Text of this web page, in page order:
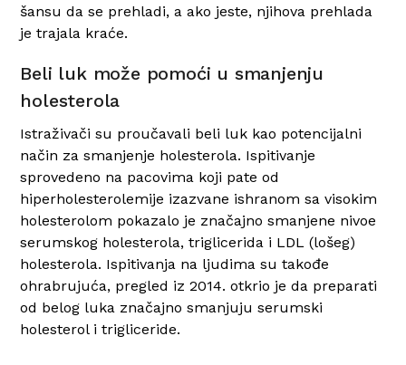
šansu da se prehladi, a ako jeste, njihova prehlada
je trajala kraće.
Beli luk može pomoći u smanjenju
holesterola
Istraživači su proučavali beli luk kao potencijalni
način za smanjenje holesterola. Ispitivanje
sprovedeno na pacovima koji pate od
hiperholesterolemije izazvane ishranom sa visokim
holesterolom pokazalo je značajno smanjene nivoe
serumskog holesterola, triglicerida i LDL (lošeg)
holesterola. Ispitivanja na ljudima su takođe
ohrabrujuća, pregled iz 2014. otkrio je da preparati
od belog luka značajno smanjuju serumski
holesterol i trigliceride.